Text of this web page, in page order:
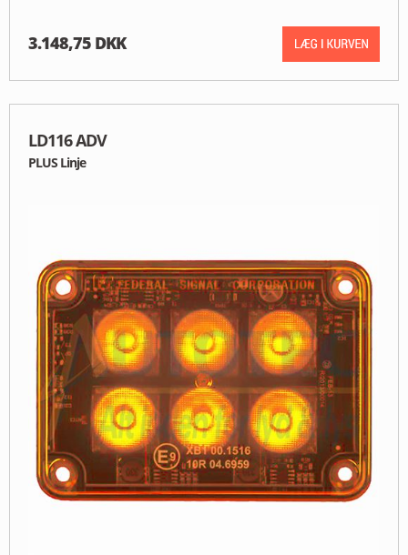
3.148,75 DKK
LD116 ADV
PLUS Linje